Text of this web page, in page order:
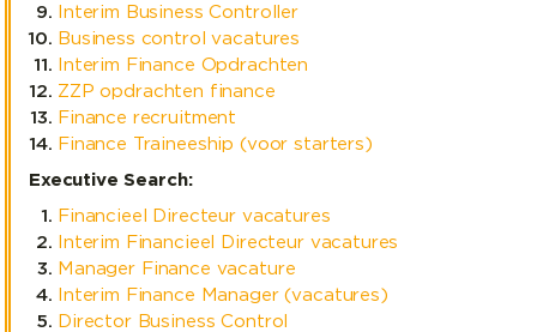
Interim Business Controller
Business control vacatures
Interim Finance Opdrachten
ZZP opdrachten finance
Finance recruitment
Finance Traineeship (voor starters)
Executive Search:
Financieel Directeur vacatures
Interim Financieel Directeur vacatures
Manager Finance vacature
Interim Finance Manager (vacatures)
Director Business Control